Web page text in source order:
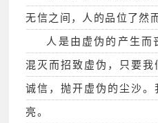
无信之间，人的品位了然
人是由虚伪的产生而
混灭而招致虚伪，只要
诚信，抛开虚伪的尘沙
亮。